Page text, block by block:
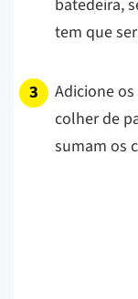
batedeira,
tem que
Adicione
colher de
sumam os